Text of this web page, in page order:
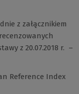
z załącznikiem
z 20.07.2018 r. –
Reference Index